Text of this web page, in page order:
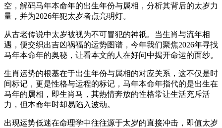
空，解码马年本命年的出生年份与属相，分析其背后的太岁力
量，并为2026年犯太岁者点亮明灯。
从古老传说中太岁被视为不可冒犯的神祇。当生肖与流年相
遇，便交织出吉凶祸福的运势图谱，今年我们聚焦2026年寻找
马年本命年的奥秘，让看本文的人在好问中揭开命运的面纱。
生肖运势的根基在于出生年份与属相的对应关系，这不仅是时
间标记，更是性格与运程的标记，马年本命年指代的是出生在
马年的属相，即生肖马，其热情奔放的性格常让生活充斥活
力，但本命年时却易陷入波动。
出现运势低迷在命理学中往往源于太岁的直接冲击，即值太岁